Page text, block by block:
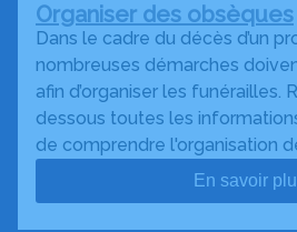
Organiser des obsèques
Dans le cadre du décès d’un
nombreuses démarches
afin d’organiser les funérailles.
dessous toutes les
de comprendre l'organisation
En savoir